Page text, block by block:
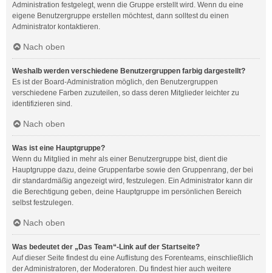
Administration festgelegt, wenn die Gruppe erstellt wird. Wenn du eine
eigene Benutzergruppe erstellen möchtest, dann solltest du einen
Administrator kontaktieren.
Nach oben
Weshalb werden verschiedene Benutzergruppen farbig dargestellt?
Es ist der Board-Administration möglich, den Benutzergruppen
verschiedene Farben zuzuteilen, so dass deren Mitglieder leichter zu
identifizieren sind.
Nach oben
Was ist eine Hauptgruppe?
Wenn du Mitglied in mehr als einer Benutzergruppe bist, dient die
Hauptgruppe dazu, deine Gruppenfarbe sowie den Gruppenrang, der bei
dir standardmäßig angezeigt wird, festzulegen. Ein Administrator kann dir
die Berechtigung geben, deine Hauptgruppe im persönlichen Bereich
selbst festzulegen.
Nach oben
Was bedeutet der „Das Team“-Link auf der Startseite?
Auf dieser Seite findest du eine Auflistung des Forenteams, einschließlich
der Administratoren, der Moderatoren. Du findest hier auch weitere